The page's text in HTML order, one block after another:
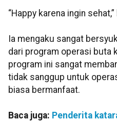
“Happy karena ingin
Ia mengaku sangat
dari program operasi buta
program ini sangat
tidak sanggup untuk
biasa bermanfaat.
Baca juga: Penderita